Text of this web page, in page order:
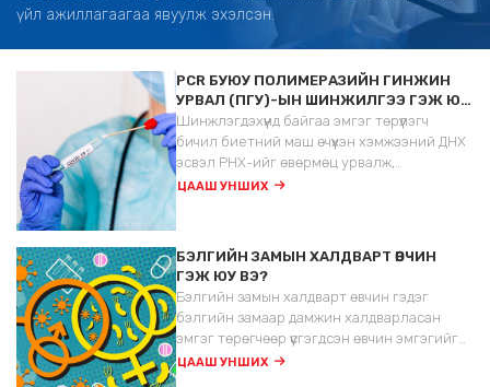
үйл ажиллагаагаа явуулж эхэлсэн.
PCR БУЮУ ПОЛИМЕРАЗИЙН ГИНЖИН
УРВАЛ (ПГУ)-ЫН ШИНЖИЛГЭЭ ГЭЖ ЮУ
ВЭ?
Шинжлэгдэхүүнд байгаа эмгэг төрүүлэгч
бичил биетний маш өчүүхэн хэмжээний ДНХ
эсвэл РНХ-ийг өвөрмөц урвалж,
ферментийн тусламжтайгаар олшруулан
гинжин урвал (ПГУ) буюу англиар
Polymerase Chain Reaction (PCR) гэж
ЦААШ УНШИХ
БЭЛГИЙН ЗАМЫН ХАЛДВАРТ ӨВЧИН
ГЭЖ ЮУ ВЭ?
Бэлгийн замын халдварт өвчин гэдэг
бэлгийн замаар дамжин халдварласан
эмгэг төрөгчөөр үүсгэгдсэн өвчин эмгэгийг
хэлнэ.
ЦААШ УНШИХ